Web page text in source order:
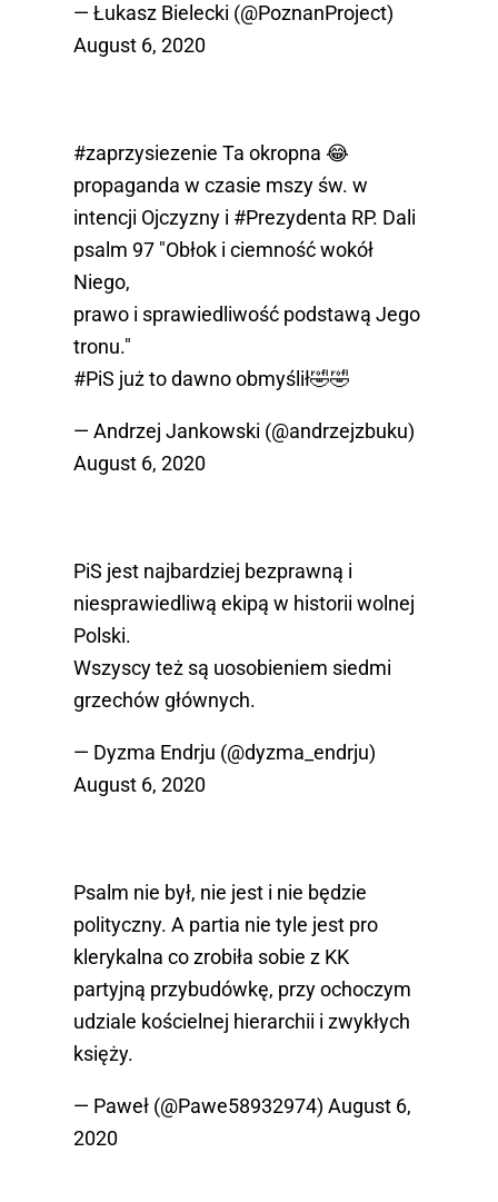
— Łukasz Bielecki (@PoznanProject)
August 6, 2020
#zaprzysiezenie Ta okropna 😂
propaganda w czasie mszy św. w
intencji Ojczyzny i #Prezydenta RP. Dali
psalm 97 "Obłok i ciemność wokół
Niego,
prawo i sprawiedliwość podstawą Jego
tronu."
#PiS już to dawno obmyślił🤣🤣
— Andrzej Jankowski (@andrzejzbuku)
August 6, 2020
PiS jest najbardziej bezprawną i
niesprawiedliwą ekipą w historii wolnej
Polski.
Wszyscy też są uosobieniem siedmi
grzechów głównych.
— Dyzma Endrju (@dyzma_endrju)
August 6, 2020
Psalm nie był, nie jest i nie będzie
polityczny. A partia nie tyle jest pro
klerykalna co zrobiła sobie z KK
partyjną przybudówkę, przy ochoczym
udziale kościelnej hierarchii i zwykłych
księży.
— Paweł (@Pawe58932974) August 6,
2020